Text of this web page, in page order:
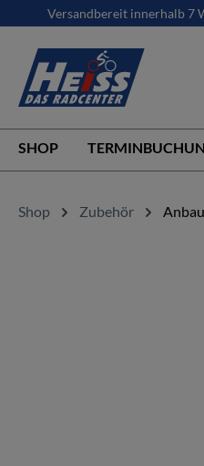
Zur Hauptnavigation
Versandbereit innerhalb 7
SHOP
Shop Zubehör